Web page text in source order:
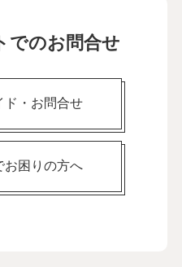
でのお問合せ
ド・お問合せ
お困りの方へ